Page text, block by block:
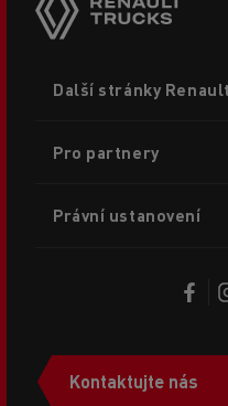
menu
Další stránky
Pro partnery
Právní ustanovení
Kontaktujte nás